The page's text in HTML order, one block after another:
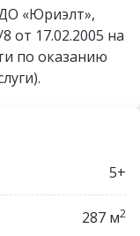
«Юриэлт»,
от 17.02.2005 на
по оказанию
5+
287 м2